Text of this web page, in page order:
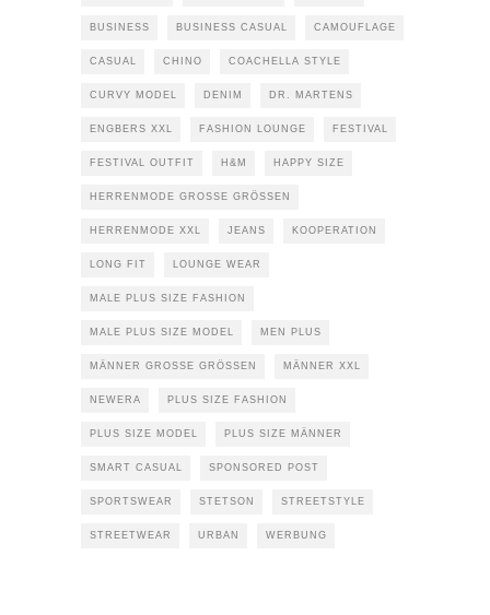
BUSINESS BUSINESS CASUAL CAMOUFLAGE
CASUAL CHINO COACHELLA STYLE
CURVY MODEL DENIM DR. MARTENS
ENGBERS XXL FASHION LOUNGE FESTIVAL
FESTIVAL OUTFIT H&M HAPPY SIZE
HERRENMODE GROSSE GRÖSSEN
HERRENMODE XXL JEANS KOOPERATION
LONG FIT LOUNGE WEAR
MALE PLUS SIZE FASHION
MALE PLUS SIZE MODEL MEN PLUS
MÄNNER GROSSE GRÖSSEN MÄNNER XXL
NEWERA PLUS SIZE FASHION
PLUS SIZE MODEL PLUS SIZE MÄNNER
SMART CASUAL SPONSORED POST
SPORTSWEAR STETSON STREETSTYLE
STREETWEAR URBAN WERBUNG